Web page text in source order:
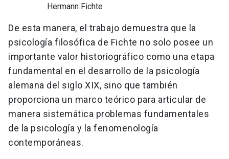
Hermann Fichte
De esta manera, el trabajo demuestra que la
psicología filosófica de Fichte no solo posee un
importante valor historiográfico como una etapa
fundamental en el desarrollo de la psicología
alemana del siglo XIX, sino que también
proporciona un marco teórico para articular de
manera sistemática problemas fundamentales
de la psicología y la fenomenología
contemporáneas.